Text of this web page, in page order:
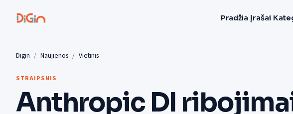
Pradžia Įrašai
Digin Naujienos Vietinis
STRAIPSNIS
Anthropic DI